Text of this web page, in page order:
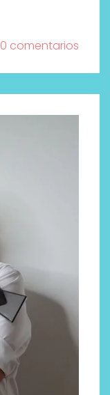
0 comentarios